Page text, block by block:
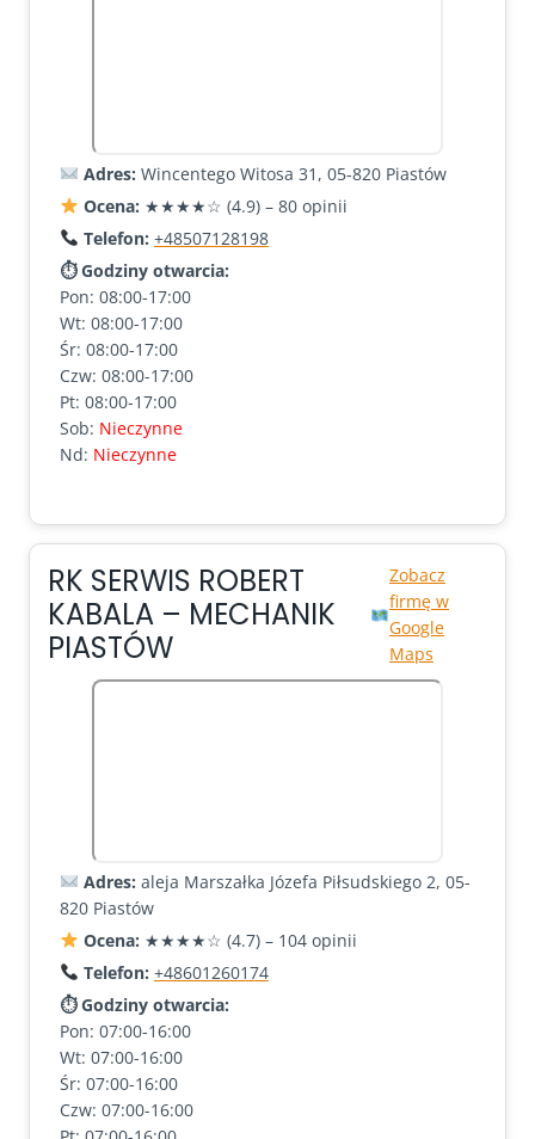
Adres: Wincentego Witosa 31, 05-820 Piastów
Ocena: ★★★★☆ (4.9) – 80 opinii
Telefon: +48507128198
⏱ Godziny otwarcia:
Pon: 08:00-17:00
Wt: 08:00-17:00
Śr: 08:00-17:00
Czw: 08:00-17:00
Pt: 08:00-17:00
Sob: Nieczynne
Nd: Nieczynne
RK SERWIS ROBERT
KABALA – MECHANIK
PIASTÓW
Zobacz
firmę w
Google
Maps
Adres: aleja Marszałka Józefa Piłsudskiego 2, 05-
820 Piastów
Ocena: ★★★★☆ (4.7) – 104 opinii
Telefon: +48601260174
⏱ Godziny otwarcia:
Pon: 07:00-16:00
Wt: 07:00-16:00
Śr: 07:00-16:00
Czw: 07:00-16:00